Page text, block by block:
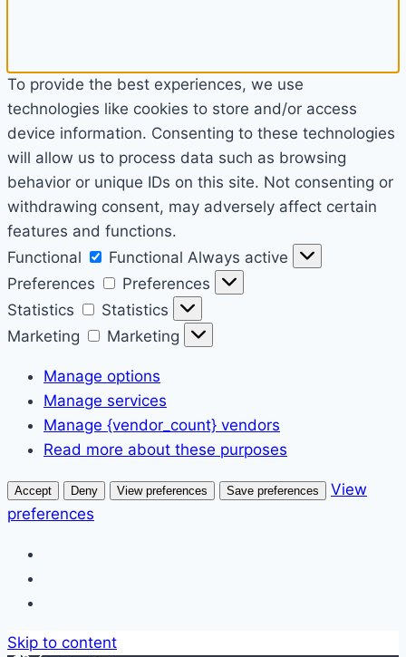
To provide the best experiences, we use
technologies like cookies to store and/or access
device information. Consenting to these technologies
will allow us to process data such as browsing
behavior or unique IDs on this site. Not consenting or
withdrawing consent, may adversely affect certain
features and functions.
Functional
Functional Always active
Preferences
Preferences
Statistics
Statistics
Marketing
Marketing
Manage options
Manage services
Manage {vendor_count} vendors
Read more about these purposes
Accept Deny View preferences Save preferences
View
preferences
Skip to content